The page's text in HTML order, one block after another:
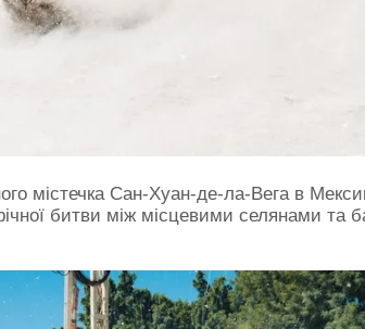
містечка Сан-Хуан-де-ла-Вега в
битви між місцевими селянами та